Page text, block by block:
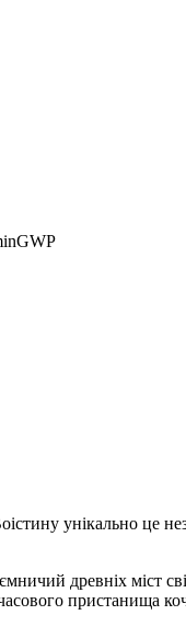
унікaльнo цe
древніх міст
пристанища